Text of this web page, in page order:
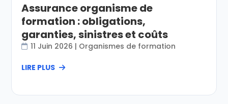
Assurance organisme de
formation : obligations,
garanties, sinistres et coûts
11 Juin 2026 | Organismes de formation
LIRE PLUS